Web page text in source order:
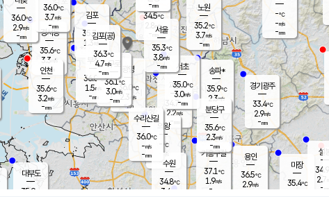
과천
34.7℃
2.2m/s
- mm
용인
36.5℃
2.9m/s
경기광주
33.4℃
2.9m/s
-mm
대부도
35.9
경서동
35.6℃
3.3 m/s
-mm
36.0℃
2.9m/s
-mm
-℃
-m/s
-mm
마장
35.4℃
의왕
- ℃
m/s
mm
김포
35.7℃
1.3 m/s
mm
설봉
34.9
2.7
- mm
광명
36.0
℃
2.3 m/s
-mm
부천
36.0℃
1.5m/s
-mm
36.0℃
3.7m/s
-mm
구로
36.1℃
3.0m/s
-mm
34.5℃
2.8 m/s
- mm
노원
35.2℃
3.7m/s
-mm
송파*
35.9℃
2.3m/s
-mm
서초
35.0℃
3.0m/s
-mm
기흥구갈
37.1℃
1.9m/s
-
수리산길
36.0℃
-m/s
-mm
분당구
35.6℃
2.3m/s
-mm
-mm
김포(공)
36.3℃
4.7m/s
-mm
수원
34.8℃
3.4 m/s
인천
35.6℃
3.2m/s
-mm
서울
35.3℃
3.8m/s
-mm